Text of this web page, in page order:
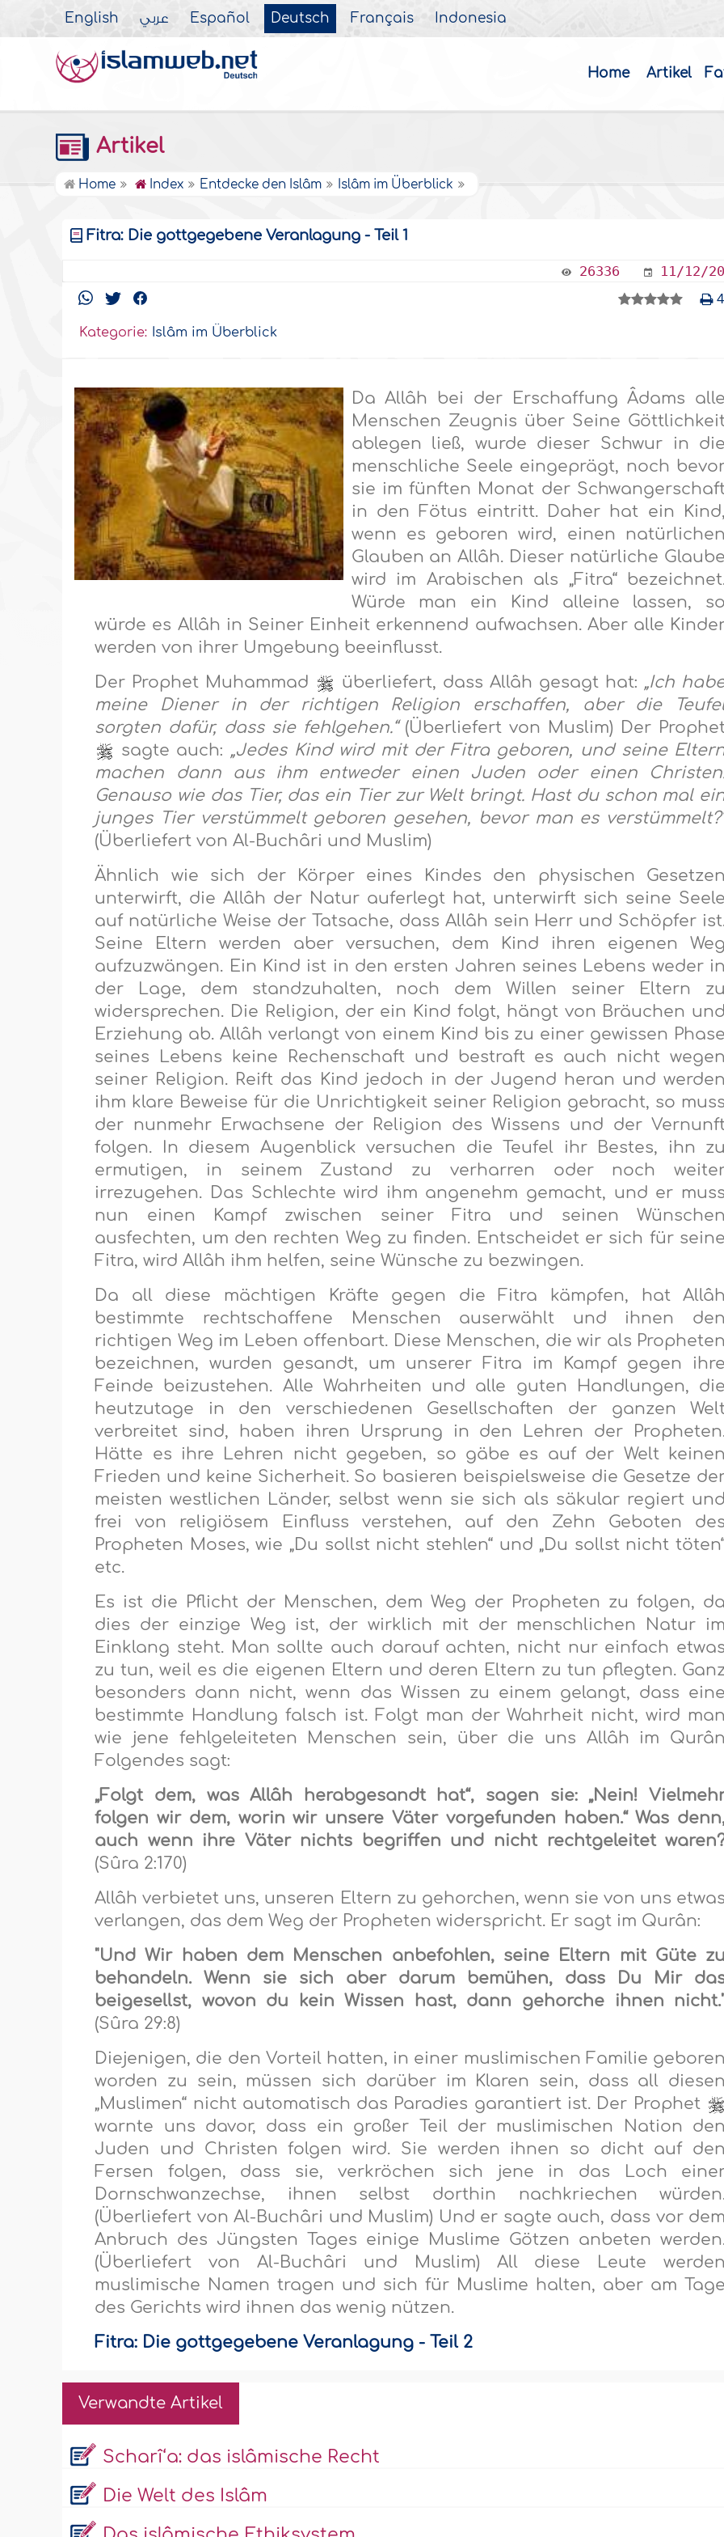
English عربي Español Deutsch Français Indonesia
Home Artikel
Artikel
Home Index Entdecke den Islâm Islâm im Überblick
Fitra: Die gottgegebene Veranlagung - Teil 1
26336 11/12/
Kategorie: Islâm im Überblick
Da Allâh bei der Erschaffung Âdams alle
Menschen Zeugnis über Seine
ablegen ließ, wurde dieser Schwur in die
menschliche Seele eingeprägt, noch
sie im fünften Monat der
in den Fötus eintritt. Daher hat ein Kind,
wenn es geboren wird, einen natürlichen
Glauben an Allâh. Dieser natürliche Glaube
wird im Arabischen als „Fitra“
Würde man ein Kind alleine lassen, so
würde es Allâh in Seiner Einheit erkennend aufwachsen. Aber alle
werden von ihrer Umgebung beeinflusst.
Der Prophet Muhammad
überliefert, dass Allâh gesagt hat: „Ich
meine Diener in der richtigen Religion erschaffen, aber die
sorgten dafür, dass sie fehlgehen.“ (Überliefert von Muslim) Der
sagte auch: „Jedes Kind wird mit der Fitra geboren, und seine
machen dann aus ihm entweder einen Juden oder einen
Genauso wie das Tier, das ein Tier zur Welt bringt. Hast du schon mal
junges Tier verstümmelt geboren gesehen, bevor man es
(Überliefert von Al-Buchâri und Muslim)
Ähnlich wie sich der Körper eines Kindes den physischen Gesetzen
unterwirft, die Allâh der Natur auferlegt hat, unterwirft sich seine Seele
auf natürliche Weise der Tatsache, dass Allâh sein Herr und Schöpfer
Seine Eltern werden aber versuchen, dem Kind ihren eigenen Weg
aufzuzwängen. Ein Kind ist in den ersten Jahren seines Lebens weder in
der Lage, dem standzuhalten, noch dem Willen seiner Eltern zu
widersprechen. Die Religion, der ein Kind folgt, hängt von Bräuchen und
Erziehung ab. Allâh verlangt von einem Kind bis zu einer gewissen Phase
seines Lebens keine Rechenschaft und bestraft es auch nicht wegen
seiner Religion. Reift das Kind jedoch in der Jugend heran und werden
ihm klare Beweise für die Unrichtigkeit seiner Religion gebracht, so muss
der nunmehr Erwachsene der Religion des Wissens und der
folgen. In diesem Augenblick versuchen die Teufel ihr Bestes, ihn zu
ermutigen, in seinem Zustand zu verharren oder noch
irrezugehen. Das Schlechte wird ihm angenehm gemacht, und er muss
nun einen Kampf zwischen seiner Fitra und seinen Wünschen
ausfechten, um den rechten Weg zu finden. Entscheidet er sich für seine
Fitra, wird Allâh ihm helfen, seine Wünsche zu bezwingen.
Da all diese mächtigen Kräfte gegen die Fitra kämpfen, hat Allâh
bestimmte rechtschaffene Menschen auserwählt und ihnen den
richtigen Weg im Leben offenbart. Diese Menschen, die wir als Propheten
bezeichnen, wurden gesandt, um unserer Fitra im Kampf gegen ihre
Feinde beizustehen. Alle Wahrheiten und alle guten Handlungen, die
heutzutage in den verschiedenen Gesellschaften der ganzen
verbreitet sind, haben ihren Ursprung in den Lehren der
Hätte es ihre Lehren nicht gegeben, so gäbe es auf der Welt keinen
Frieden und keine Sicherheit. So basieren beispielsweise die Gesetze
meisten westlichen Länder, selbst wenn sie sich als säkular regiert und
frei von religiösem Einfluss verstehen, auf den Zehn Geboten des
Propheten Moses, wie „Du sollst nicht stehlen“ und „Du sollst nicht
etc.
Es ist die Pflicht der Menschen, dem Weg der Propheten zu folgen, da
dies der einzige Weg ist, der wirklich mit der menschlichen Natur im
Einklang steht. Man sollte auch darauf achten, nicht nur einfach etwas
zu tun, weil es die eigenen Eltern und deren Eltern zu tun pflegten.
besonders dann nicht, wenn das Wissen zu einem gelangt, dass eine
bestimmte Handlung falsch ist. Folgt man der Wahrheit nicht, wird man
wie jene fehlgeleiteten Menschen sein, über die uns Allâh im Qurân
Folgendes sagt:
„Folgt dem, was Allâh herabgesandt hat“, sagen sie: „Nein!
folgen wir dem, worin wir unsere Väter vorgefunden haben.“ Was
auch wenn ihre Väter nichts begriffen und nicht rechtgeleitet
(Sûra 2:170)
Allâh verbietet uns, unseren Eltern zu gehorchen, wenn sie von uns etwas
verlangen, das dem Weg der Propheten widerspricht. Er sagt im Qurân:
"Und Wir haben dem Menschen anbefohlen, seine Eltern mit Güte zu
behandeln. Wenn sie sich aber darum bemühen, dass Du Mir
beigesellst, wovon du kein Wissen hast, dann gehorche ihnen
(Sûra 29:8)
Diejenigen, die den Vorteil hatten, in einer muslimischen Familie geboren
worden zu sein, müssen sich darüber im Klaren sein, dass all diesen
„Muslimen“ nicht automatisch das Paradies garantiert ist. Der Prophet
warnte uns davor, dass ein großer Teil der muslimischen Nation den
Juden und Christen folgen wird. Sie werden ihnen so dicht auf den
Fersen folgen, dass sie, verkröchen sich jene in das Loch
Dornschwanzechse, ihnen selbst dorthin nachkriechen
(Überliefert von Al-Buchâri und Muslim) Und er sagte auch, dass vor dem
Anbruch des Jüngsten Tages einige Muslime Götzen anbeten
(Überliefert von Al-Buchâri und Muslim) All diese Leute werden
muslimische Namen tragen und sich für Muslime halten, aber am Tage
des Gerichts wird ihnen das wenig nützen.
Fitra: Die gottgegebene Veranlagung - Teil 2
Verwandte Artikel
Scharî‘a: das islâmische Recht
Die Welt des Islâm